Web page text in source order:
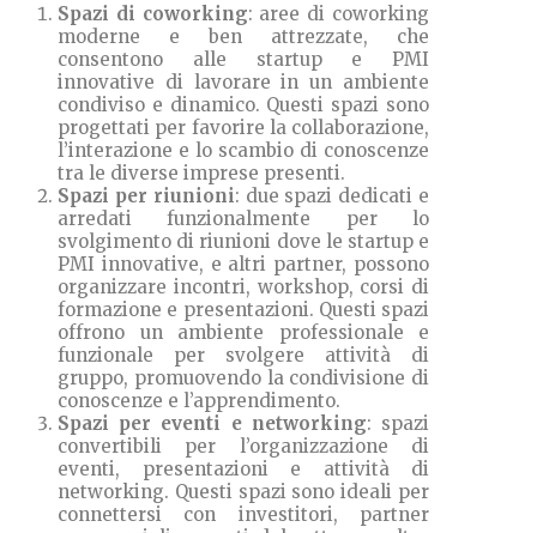
Spazi di coworking: aree di coworking
moderne e ben attrezzate, che
consentono alle startup e PMI
innovative di lavorare in un ambiente
condiviso e dinamico. Questi spazi sono
progettati per favorire la collaborazione,
l’interazione e lo scambio di conoscenze
tra le diverse imprese presenti.
Spazi per riunioni: due spazi dedicati e
arredati funzionalmente per lo
svolgimento di riunioni dove le startup e
PMI innovative, e altri partner, possono
organizzare incontri, workshop, corsi di
formazione e presentazioni. Questi spazi
offrono un ambiente professionale e
funzionale per svolgere attività di
gruppo, promuovendo la condivisione di
conoscenze e l’apprendimento.
Spazi per eventi e networking: spazi
convertibili per l’organizzazione di
eventi, presentazioni e attività di
networking. Questi spazi sono ideali per
connettersi con investitori, partner